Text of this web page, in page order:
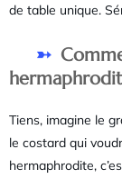
de table unique.
Tiens, imagine le
le costard qui
hermaphrodite,